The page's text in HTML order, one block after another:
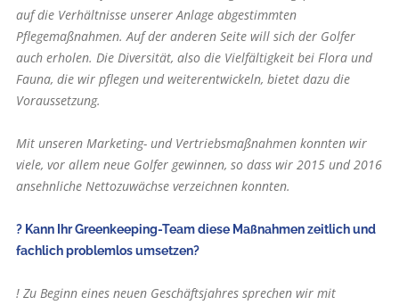
auf die Verhältnisse unserer Anlage abgestimmten
Pflegemaßnahmen. Auf der anderen Seite will sich der Golfer
auch erholen. Die Diversität, also die Vielfältigkeit bei Flora und
Fauna, die wir pflegen und weiterentwickeln, bietet dazu die
Voraussetzung.
Mit unseren Marketing- und Vertriebsmaßnahmen konnten wir
viele, vor allem neue Golfer gewinnen, so dass wir 2015 und 2016
ansehnliche Nettozuwächse verzeichnen konnten.
? Kann Ihr Greenkeeping-Team diese Maßnahmen zeitlich und
fachlich problemlos umsetzen?
! Zu Beginn eines neuen Geschäftsjahres sprechen wir mit